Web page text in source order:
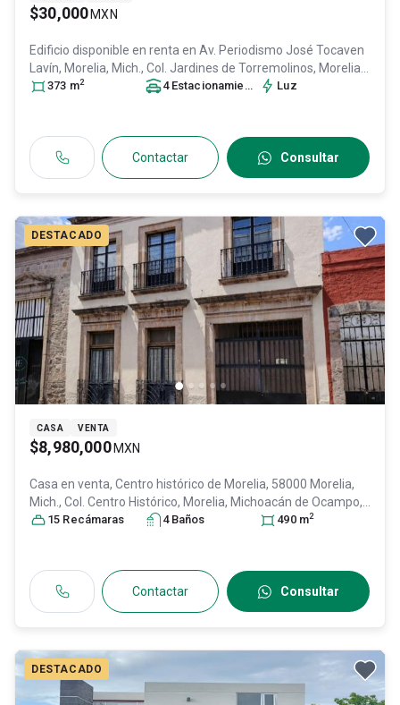
$30,000 MXN
Edificio disponible en renta en Av. Periodismo José Tocaven
Lavín, Morelia, Mich., Col. Jardines de Torremolinos, Morelia
Michoacán de Ocampo, México, C.P. 58197, ID:31361953
373 m2 4 Estacionamiento s Luz
Contactar Consultar
DESTACADO
CASA VENTA
$8,980,000 MXN
Casa en venta, Centro histórico de Morelia, 58000 Morelia,
Mich., Col. Centro Histórico, Morelia, Michoacán de Ocampo,
México, C.P. 58000 , ID: 31466725
15 Recámaras 4 Baños 490 m2
Contactar Consultar
DESTACADO